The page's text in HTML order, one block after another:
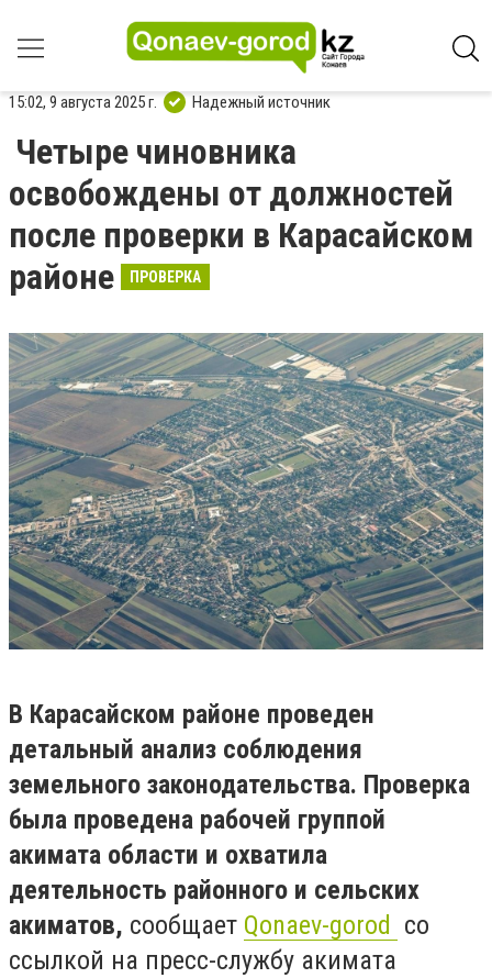
15:02, 9 августа 2025 г. Надежный источник
Четыре чиновника
освобождены от должностей
после проверки в Карасайском
районе
ПРОВЕРКА
В Карасайском районе проведен
детальный анализ соблюдения
земельного законодательства. Проверка
была проведена рабочей группой
акимата области и охватила
деятельность районного и сельских
акиматов, сообщает Qonaev-gorod со
ссылкой на пресс-службу акимата